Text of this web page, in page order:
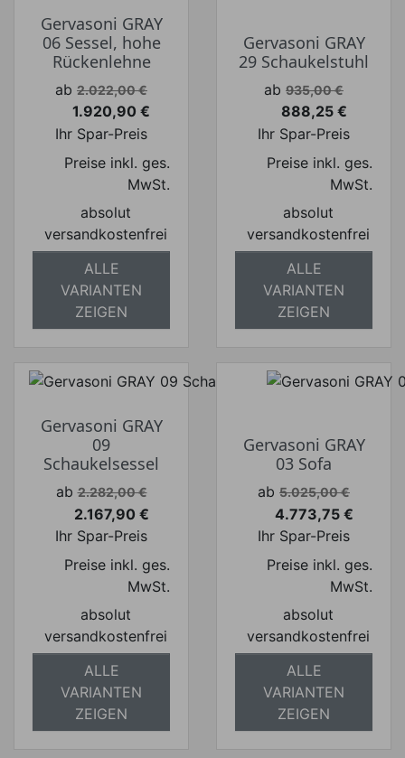
Gervasoni GRAY
06 Sessel, hohe
Rückenlehne
Verkaufspreis
ab 2.022,00 €
Preis
1.920,90 €
Ihr Spar-Preis
Preise inkl. ges.
MwSt.
absolut
versandkostenfrei
ALLE
VARIANTEN
ZEIGEN
Gervasoni GRAY
29 Schaukelstuhl
Verkaufspreis
ab 935,00 €
Preis
888,25 €
Ihr Spar-Preis
Preise inkl. ges.
MwSt.
absolut
versandkostenfrei
ALLE
VARIANTEN
ZEIGEN
Gervasoni GRAY
09
Schaukelsessel
Verkaufspreis
ab 2.282,00 €
Preis
2.167,90 €
Ihr Spar-Preis
Preise inkl. ges.
MwSt.
absolut
versandkostenfrei
ALLE
VARIANTEN
ZEIGEN
Gervasoni GRAY
03 Sofa
Verkaufspreis
ab 5.025,00 €
Preis
4.773,75 €
Ihr Spar-Preis
Preise inkl. ges.
MwSt.
absolut
versandkostenfrei
ALLE
VARIANTEN
ZEIGEN